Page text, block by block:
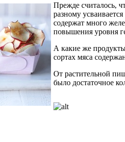
Прежде считалось,
разному
содержат много
повышения уровня
А какие же
сортах мяса
От растительной
было достаточное